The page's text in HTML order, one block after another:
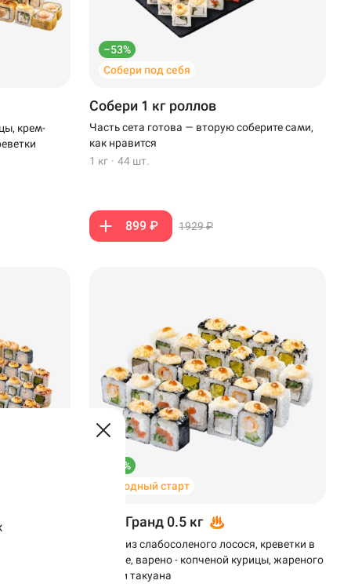
крем-
–53%
Собери под себя
Собери 1 кг роллов
Часть сета готова — вторую соберите сами,
как нравится
1 кг · 44 шт.
899 ₽ 1929 ₽
–42%
Выгодный старт
МиниГранд 0.5 кг
Роллы из слабосоленого лосося, креветки в
темпуре, варено - копченой курицы, жареного
окуня и такуана